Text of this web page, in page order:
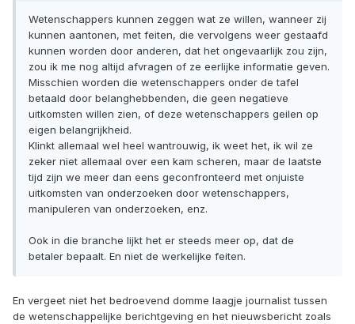
Wetenschappers kunnen zeggen wat ze willen, wanneer zij
kunnen aantonen, met feiten, die vervolgens weer gestaafd
kunnen worden door anderen, dat het ongevaarlijk zou zijn,
zou ik me nog altijd afvragen of ze eerlijke informatie geven.
Misschien worden die wetenschappers onder de tafel
betaald door belanghebbenden, die geen negatieve
uitkomsten willen zien, of deze wetenschappers geilen op
eigen belangrijkheid.
Klinkt allemaal wel heel wantrouwig, ik weet het, ik wil ze
zeker niet allemaal over een kam scheren, maar de laatste
tijd zijn we meer dan eens geconfronteerd met onjuiste
uitkomsten van onderzoeken door wetenschappers,
manipuleren van onderzoeken, enz.
Ook in die branche lijkt het er steeds meer op, dat de
betaler bepaalt. En niet de werkelijke feiten.
En vergeet niet het bedroevend domme laagje journalist tussen
de wetenschappelijke berichtgeving en het nieuwsbericht zoals